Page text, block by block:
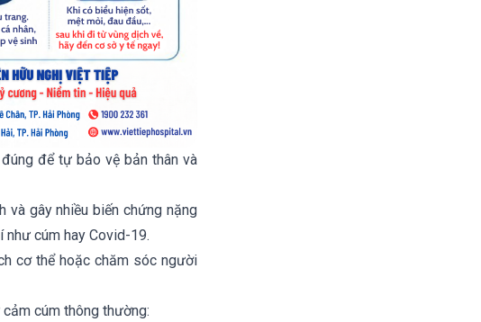
để tự bảo vệ bản thân và
và gây nhiều biến chứng nặng
như cúm hay Covid-19.
cơ thể hoặc chăm sóc người
cúm thông thường: